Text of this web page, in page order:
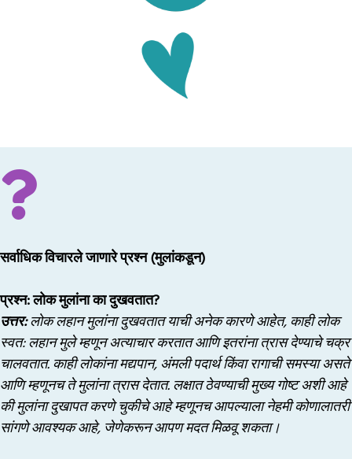
सर्वाधिक विचारले जाणारे प्रश्न (मुलांकडून)
प्रश्न: लोक मुलांना का दुखवतात?
उत्तर:लोक लहान मुलांना दुखवतात याची अनेक कारणे आहेत, काही लोक
स्वत: लहान मुले म्हणून अत्याचार करतात आणि इतरांना त्रास देण्याचे चक्र
चालवतात. काही लोकांना मद्यपान, अंमली पदार्थ किंवा रागाची समस्या असते
आणि म्हणूनच ते मुलांना त्रास देतात. लक्षात ठेवण्याची मुख्य गोष्ट अशी आहे
की मुलांना दुखापत करणे चुकीचे आहे म्हणूनच आपल्याला नेहमी कोणालातरी
सांगणे आवश्यक आहे, जेणेकरून आपण मदत मिळवू शकता।